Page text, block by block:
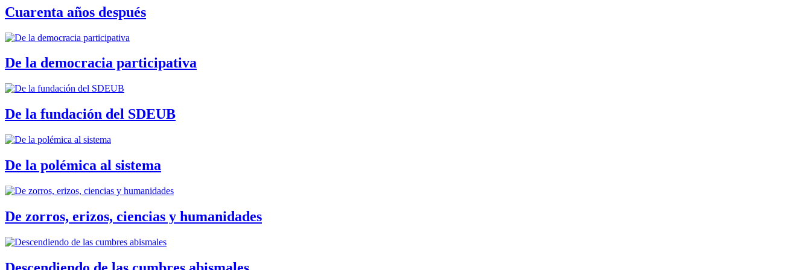
Cuarenta años después
De la democracia participativa
De la fundación del SDEUB
De la polémica al sistema
De zorros, erizos, ciencias y humanidades